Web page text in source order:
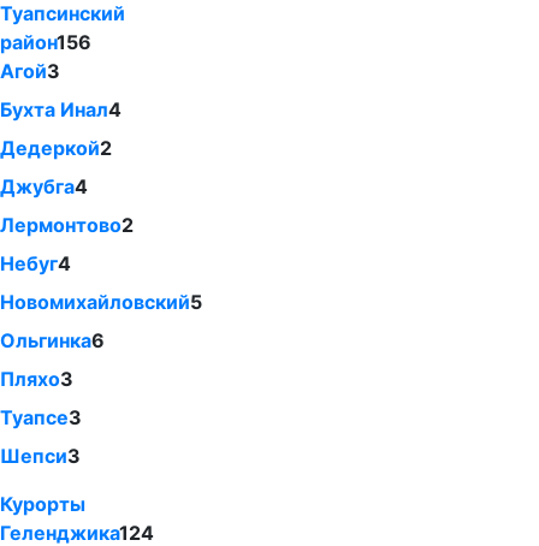
Туапсинский
район156
Агой3
Бухта Инал4
Дедеркой2
Джубга4
Лермонтово2
Небуг4
Новомихайловский5
Ольгинка6
Пляхо3
Туапсе3
Шепси3
Курорты
Геленджика124